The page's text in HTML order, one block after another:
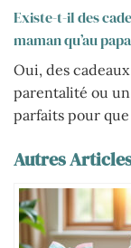
Existe-t-il des
maman qu’au
Oui, des
parentalité ou
parfaits pour
Autres